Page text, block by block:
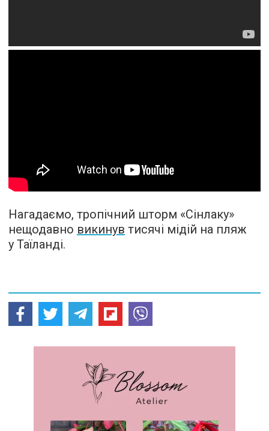
Нагадаємо, тропічний шторм «Сінлаку»
нещодавно викинув тисячі мідій на пляж
у Таїланді.